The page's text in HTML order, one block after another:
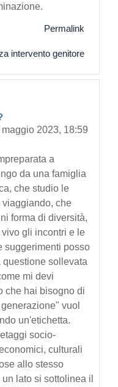
Permalink
intervento genitore
2023, 18:59
a
da una famiglia
che studio le
viaggiando, che
forma di diversità,
gli incontri e le
suggerimenti posso
sollevata
mi devi
che hai bisogno di
vuol
un'etichetta.
socio-
culturali
allo stesso
lato si sottolinea il